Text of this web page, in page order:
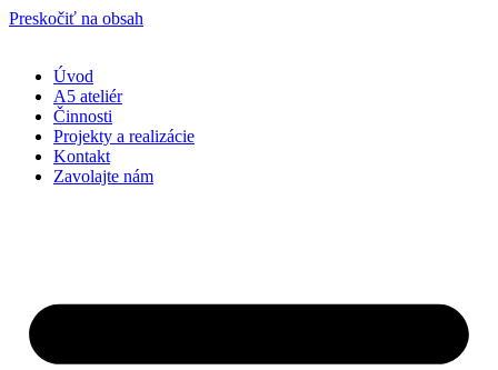
Preskočiť na obsah
Úvod
A5 ateliér
Činnosti
Projekty a realizácie
Kontakt
Zavolajte nám